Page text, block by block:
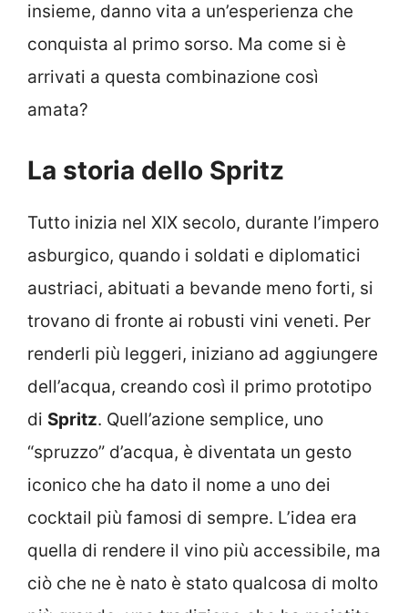
insieme, danno vita a un’esperienza che
conquista al primo sorso. Ma come si è
arrivati a questa combinazione così
amata?
La storia dello Spritz
Tutto inizia nel XIX secolo, durante l’impero
asburgico, quando i soldati e diplomatici
austriaci, abituati a bevande meno forti, si
trovano di fronte ai robusti vini veneti. Per
renderli più leggeri, iniziano ad aggiungere
dell’acqua, creando così il primo prototipo
di Spritz. Quell’azione semplice, uno
“spruzzo” d’acqua, è diventata un gesto
iconico che ha dato il nome a uno dei
cocktail più famosi di sempre. L’idea era
quella di rendere il vino più accessibile, ma
ciò che ne è nato è stato qualcosa di molto